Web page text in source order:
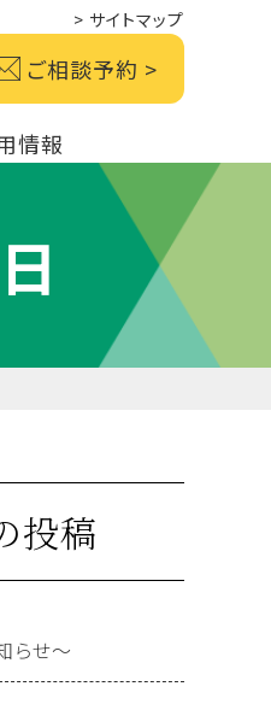
> サイトマップ
ご相談予約 >
情報
投稿
らせ～